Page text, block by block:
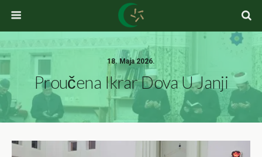
18. Maja 2026.
Proučena Ikrar Dova U Janji